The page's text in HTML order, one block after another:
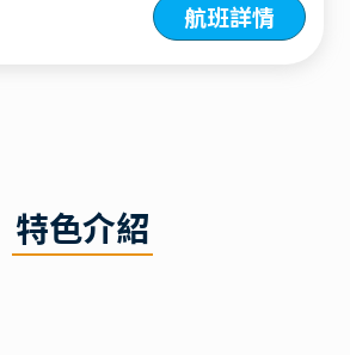
航班詳情
特色介紹